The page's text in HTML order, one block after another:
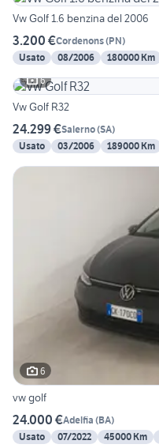
Vw Golf 1.6 benzina del 2006
3.200 €Cordenons(PN)
Usato
08/2006 180000 Km
6
Vw Golf R32
24.299 €Salerno(SA)
Usato
03/2006 189000 Km
6
vw golf
24.000 €Adelfia (BA)
Usato
07/2022 45000 Km